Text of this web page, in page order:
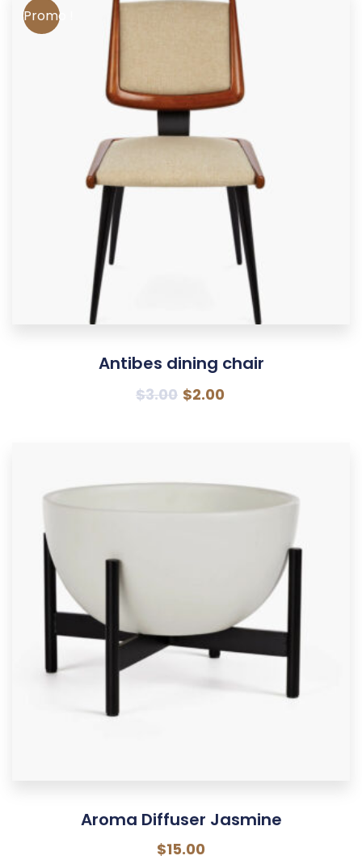
Promo !
Antibes dining chair
$3.00 $2.00
Aroma Diffuser Jasmine
$15.00